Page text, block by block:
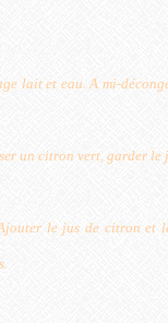
lait et eau. A mi-
un citron vert, garder le
le jus de citron et